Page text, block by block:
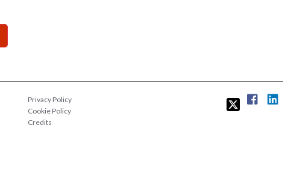
Privacy Policy
Cookie Policy
Credits